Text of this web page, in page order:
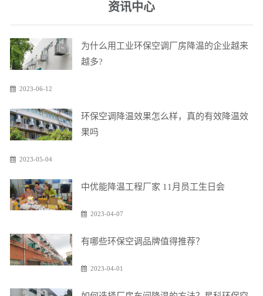
资讯中心
为什么用工业环保空调厂房降温的企业越来
越多?
2023-06-12
环保空调降温效果怎么样，真的有效降温效
果吗
2023-05-04
中优能降温工程厂家 11月员工生日会
2023-04-07
有哪些环保空调品牌值得推荐？
2023-04-01